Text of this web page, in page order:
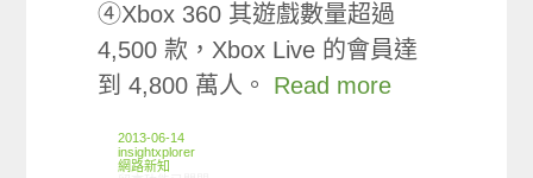
④Xbox 360 其遊戲數量超過
4,500 款，Xbox Live 的會員達
到 4,800 萬人。 Read more
2013-06-14
insightxplorer
網路新知